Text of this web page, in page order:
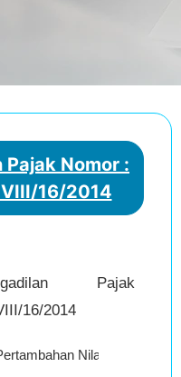
Nomor :
16/2014
Pajak
16/2014
Nilai